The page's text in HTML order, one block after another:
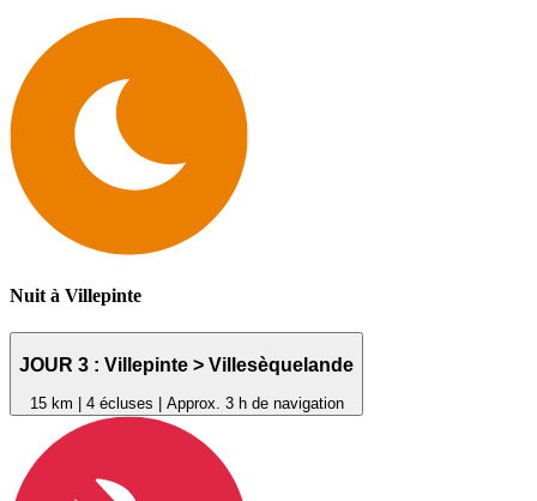
Nuit à Villepinte
JOUR 3 : Villepinte > Villesèquelande
15 km | 4 écluses | Approx. 3 h de navigation